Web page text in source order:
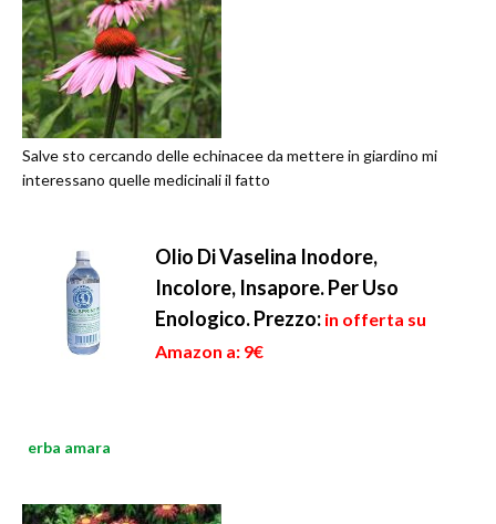
Salve sto cercando delle echinacee da mettere in giardino mi
interessano quelle medicinali il fatto
Olio Di Vaselina Inodore,
Incolore, Insapore. Per Uso
Enologico.Prezzo: in offerta su
Amazon a: 9€
erba amara